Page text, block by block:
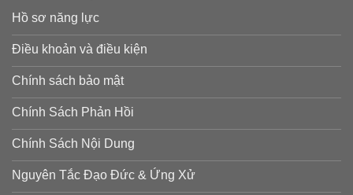
Hồ sơ năng lực
Điều khoản và điều kiện
Chính sách bảo mật
Chính Sách Phản Hồi
Chính Sách Nội Dung
Nguyên Tắc Đạo Đức & Ứng Xử